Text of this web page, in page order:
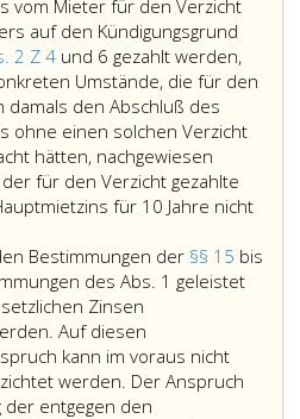
leisten
hat;
unter
dieses
Verbot
fallen
aber
nicht
die
zum
Ersatz
der
tatsächlichen
Übersiedlungskosten
oder
zum
Absatz
eins,
fallen
nicht
nach
Paragraph
14,
Absatz
eins,
oder
Paragraph
17,
WGG
werden;
vom Mieter für den Verzicht
auf den Kündigungsgrund
2 Z 4 und 6 gezahlt werden,
Umstände, die für den
damals den Abschluß des
ohne einen solchen Verzicht
hätten, nachgewiesen
für den Verzicht gezahlte
für 10 Jahre nicht
Bestimmungen der §§ 15 bis
des Abs. 1 geleistet
Zinsen
Auf diesen
kann im voraus nicht
werden. Der Anspruch
der entgegen den